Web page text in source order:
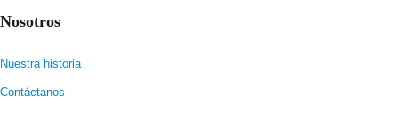
Nosotros
Nuestra historia
Contáctanos